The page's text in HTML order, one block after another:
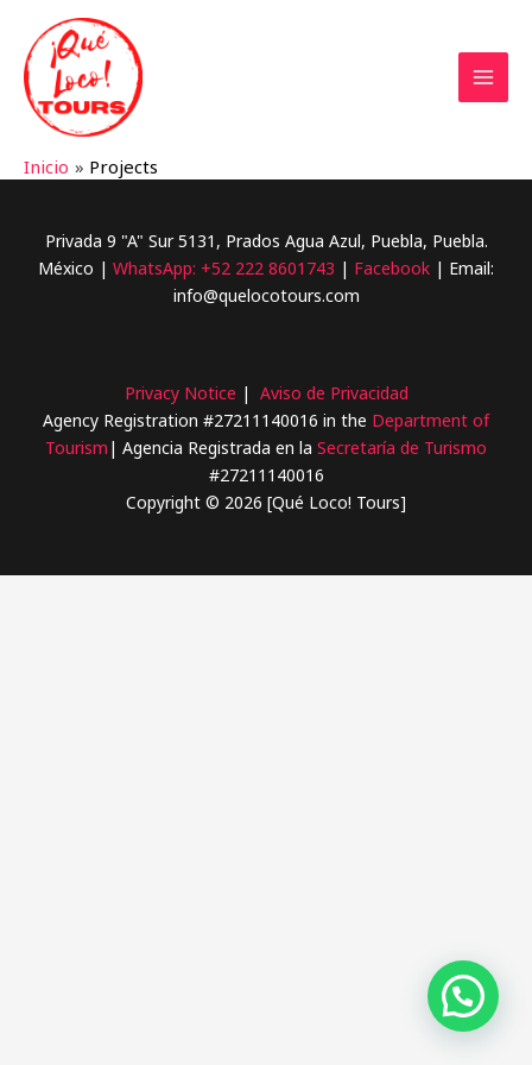
Inicio Projects
Privada 9 "A" Sur 5131, Prados Agua Azul, Puebla, Puebla.
México | WhatsApp: +52 222 8601743 | Facebook | Email:
info@quelocotours.com
Privacy Notice | Aviso de Privacidad
Agency Registration #27211140016 in the Department of
Tourism | Agencia Registrada en la Secretaría de Turismo
#27211140016
Copyright © 2026 [Qué Loco! Tours]